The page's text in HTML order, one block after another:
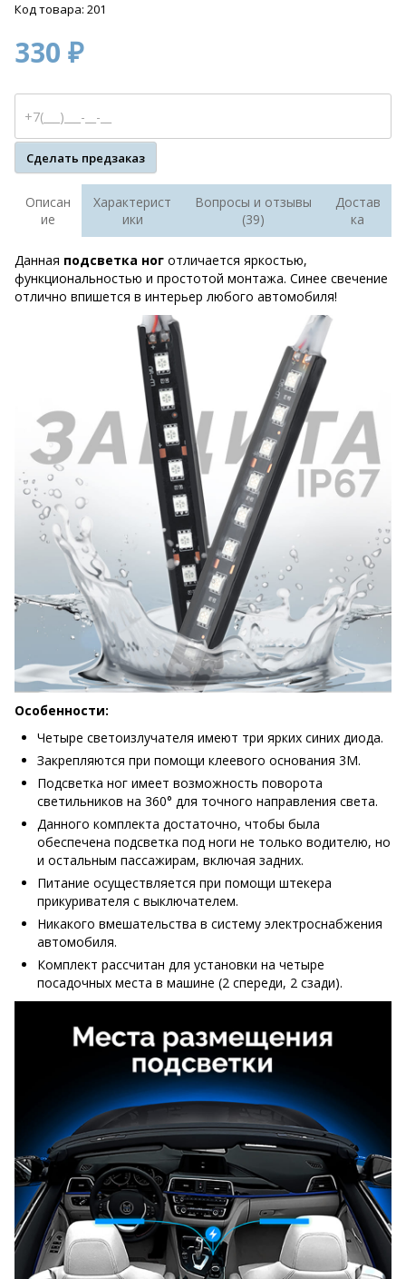
Код товара: 201
330 ₽
Сделать предзаказ
Описан
ие
Характерист
ики
Вопросы и отзывы
(39)
Достав
ка
Данная подсветка ног отличается яркостью,
функциональностью и простотой монтажа. Синее свечение
отлично впишется в интерьер любого автомобиля!
Особенности:
Четыре светоизлучателя имеют три ярких синих диода.
Закрепляются при помощи клеевого основания 3М.
Подсветка ног имеет возможность поворота
светильников на 360° для точного направления света.
Данного комплекта достаточно, чтобы была
обеспечена подсветка под ноги не только водителю, но
и остальным пассажирам, включая задних.
Питание осуществляется при помощи штекера
прикуривателя с выключателем.
Никакого вмешательства в систему электроснабжения
автомобиля.
Комплект рассчитан для установки на четыре
посадочных места в машине (2 спереди, 2 сзади).